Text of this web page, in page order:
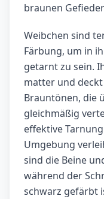
braunen
Weibchen sind
Färbung, um in
getarnt zu sein.
matter und
Brauntönen, die
gleichmäßig
effektive
Umgebung
sind die Beine
während der
schwarz gefärbt